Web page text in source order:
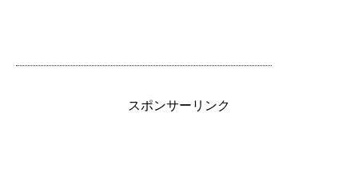
スポンサーリンク